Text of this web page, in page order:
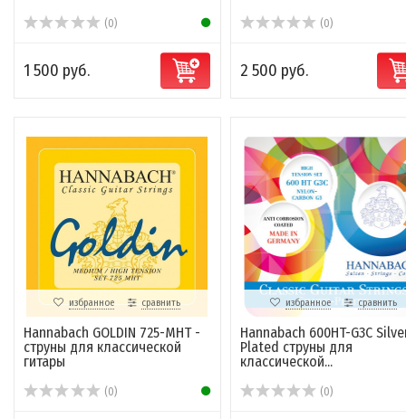
(0)
1 500 руб.
(0)
2 500 руб.
избранное сравнить
Hannabach GOLDIN 725-MHT -
струны для классической
гитары
(0)
избранное сравнить
Hannabach 600HT-G3C
Plated струны для
классической...
(0)